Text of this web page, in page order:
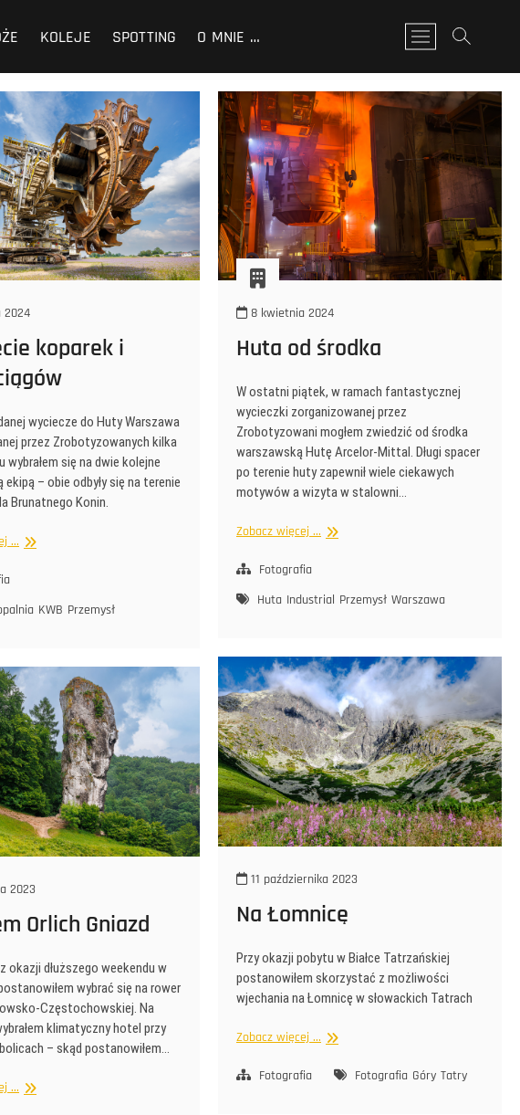
KOLEJE SPOTTING O MNIE …
P
r
z
y
c
s
k
n
u
2024
koparek i
wyciecze do Huty Warszawa
przez Zrobotyzowanych kilka
wybrałem się na dwie kolejne
ekipą – obie odbyły się na terenie
Brunatnego Konin.
... W
taśmociągów
KWB Przemysł
8 kwietnia 2024
Huta od środka
W ostatni piątek, w ramach fantastycznej
wycieczki zorganizowanej przez
Zrobotyzowani mogłem zwiedzić od środka
warszawską Hutę Arcelor-Mittal. Długi spacer
po terenie huty zapewnił wiele ciekawych
motywów a wizyta w stalowni…
Zobacz więcej ... Huta
Fotografia
Huta Industrial Przemysł Warszawa
11 października 2023
Na Łomnicę
Przy okazji pobytu w Białce Tatrzańskiej
postanowiłem skorzystać z możliwości
wjechania na Łomnicę w słowackich Tatrach
Zobacz więcej ... Na
Fotografia
Fotografia Góry Tatry
2023
Orlich Gniazd
okazji dłuższego weekendu w
wybrać się na rower
Częstochowskiej. Na
klimatyczny hotel przy
– skąd postanowiłem…
... Szlakiem